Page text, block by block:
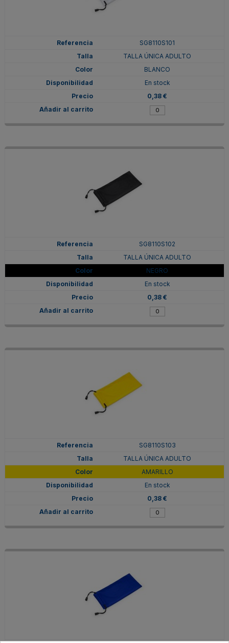
SG8110S101
TALLA ÚNICA ADULTO
BLANCO
En stock
0,38 €
SG8110S102
TALLA ÚNICA ADULTO
NEGRO
En stock
0,38 €
SG8110S103
TALLA ÚNICA ADULTO
AMARILLO
En stock
0,38 €